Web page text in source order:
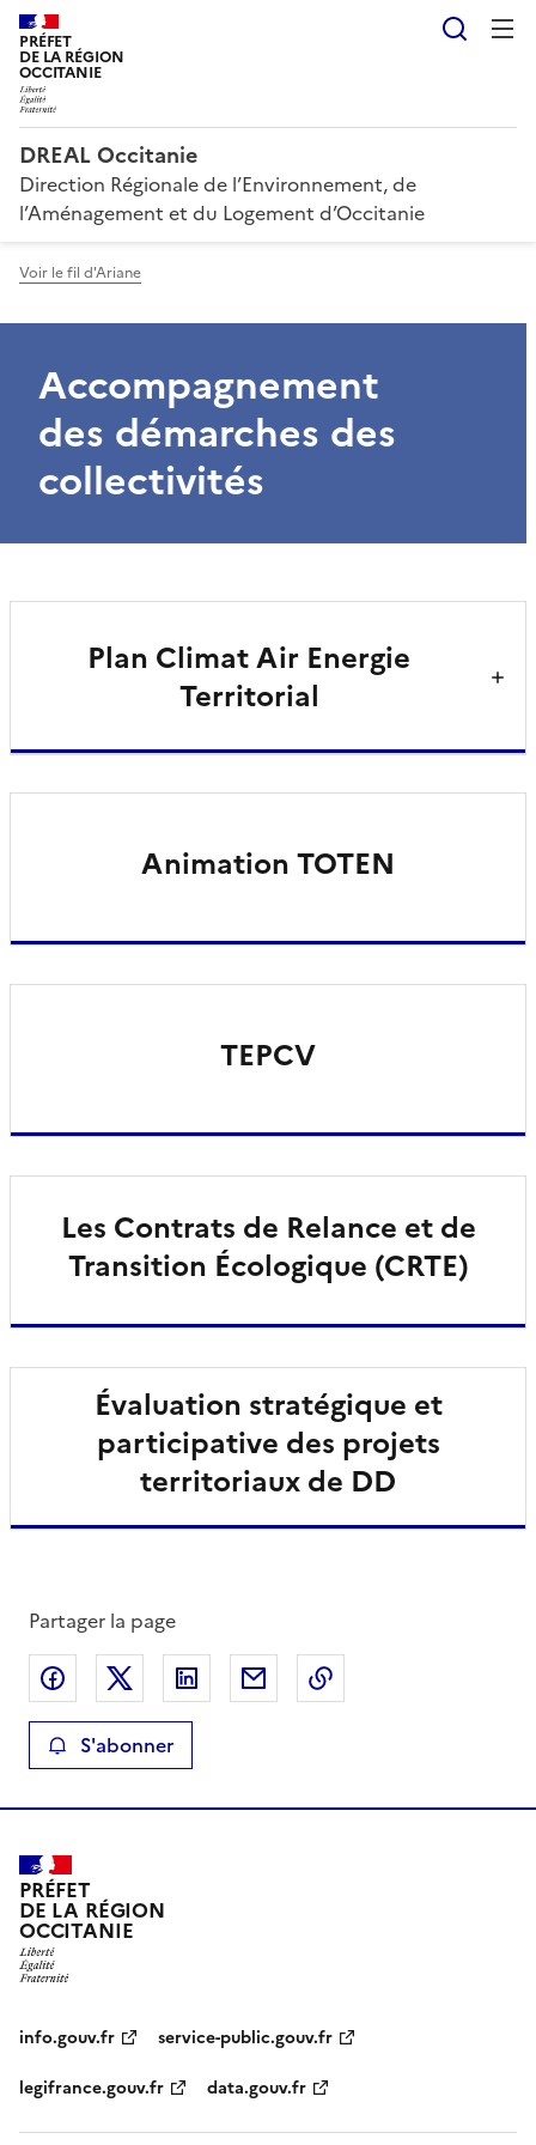
PRÉFET
DE LA RÉGION
OCCITANIE
DREAL Occitanie
Direction Régionale de l’Environnement, de
l’Aménagement et du Logement d’Occitanie
Voir le fil d'Ariane
Accompagnement
des démarches des
collectivités
Plan Climat Air Energie
Territorial
Animation TOTEN
TEPCV
Les Contrats de Relance et de
Transition Écologique (CRTE)
Évaluation stratégique et
participative des projets
territoriaux de DD
Partager la page
Partager sur Facebook
Partager sur XPartager sur LinkedIn
Partager par email
S'abonner
PRÉFET
DE LA RÉGION
OCCITANIE
info.gouv.fr
service-public.gouv.fr
legifrance.gouv.fr
data.gouv.fr